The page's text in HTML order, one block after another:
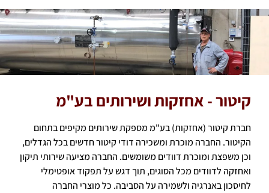
קיטור - אחזקות ושירותים בע"מ
חברת קיטור (אחזקות) בע"מ מספקת שירותים מקיפים בתחום
הקיטור. החברה מוכרת ומשכירה דודי קיטור חדשים בכל הגדלים,
וכן משפצת ומוכרת דוודים משומשים. החברה מציעה שירותי תיקון
ואחזקה לדוודים מכל הסוגים, תוך דגש על תפקוד אופטימלי
לחיסכון באנרגיה ולשמירה על הסביבה. כל מוצרי החברה